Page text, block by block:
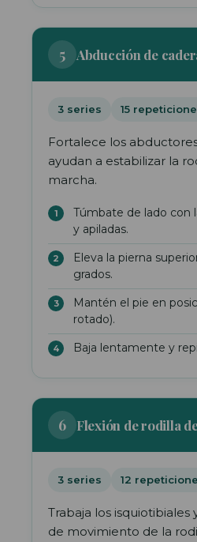
5 Abducción de
3 series 15
Fortalece los
ayudan a estabilizar la
marcha.
Túmbate de lado con
y apiladas.
Eleva la pierna
grados.
Mantén el pie en
rotado).
Baja lentamente y
6 Flexión de rodilla
3 series 12
Trabaja los isquiotibiales
de movimiento de la